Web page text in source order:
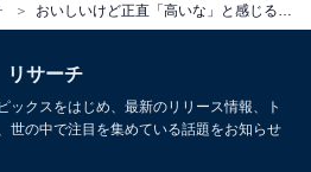
京都）」「高級店のイメージが
うから（29歳女性／埼玉
リサーチ
ックスをはじめ、最新のリリース情報、ト
世の中で注目を集めている話題をお知らせ